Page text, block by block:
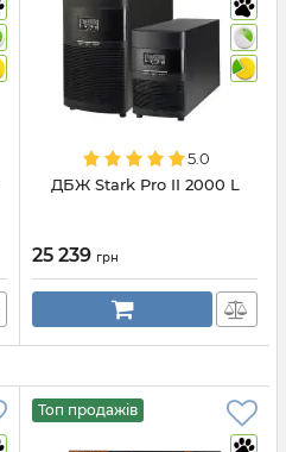
5.0
ДБЖ Stark Pro II 2000 L
25 239 грн
Топ продажів